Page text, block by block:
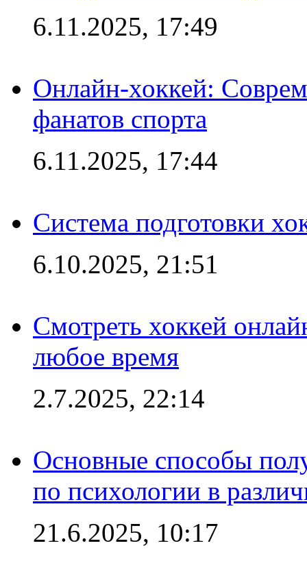
6.11.2025, 17:49
Онлайн-хоккей:
фанатов спорта
6.11.2025, 17:44
Система подготовки
6.10.2025, 21:51
Смотреть хоккей
любое время
2.7.2025, 22:14
Основные способы
по психологии в
21.6.2025, 10:17